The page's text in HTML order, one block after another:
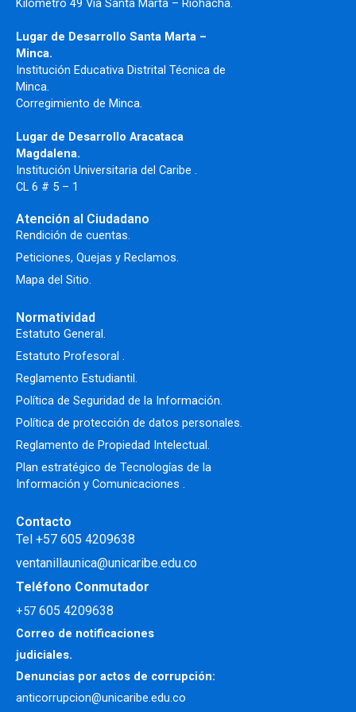
Kilometro 49 Vía Santa Marta – Riohacha.
Lugar de Desarrollo Santa Marta –
Minca.
Institución Educativa Distrital Técnica de
Minca.
Corregimiento de Minca.
Lugar de Desarrollo Aracataca
Magdalena.
Institución Universitaria del Caribe .
CL 6 # 5 – 1
Atención al Ciudadano
Rendición de cuentas.
Peticiones, Quejas y Reclamos.
Mapa del Sitio.
Normatividad
Estatuto General.
Estatuto Profesoral .
Reglamento Estudiantil.
Política de Seguridad de la Información.
Política de protección de datos personales.
Reglamento de Propiedad Intelectual.
Plan estratégico de Tecnologías de la
Información y Comunicaciones .
Contacto
Tel +57 605 4209638
ventanillaunica@unicaribe.edu.co
Teléfono Conmutador
+57 605 4209638
Correo de notificaciones
judiciales.
Denuncias por actos de corrupción:
anticorrupcion@unicaribe.edu.co